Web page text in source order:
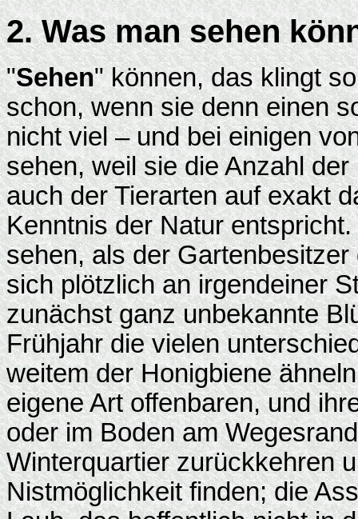
2. Was man sehen
"Sehen" können, das klingt
schon, wenn sie denn einen
nicht viel – und bei einigen
sehen, weil sie die Anzahl
auch der Tierarten auf exakt
Kenntnis der Natur
sehen, als der
sich plötzlich an irgendeiner
zunächst ganz unbekannte
Frühjahr die vielen
weitem der Honigbiene
eigene Art offenbaren, und
oder im Boden am
Winterquartier zurückkehren
Nistmöglichkeit finden; die